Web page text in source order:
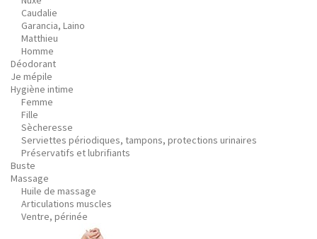
Caudalie
Garancia, Laino
Matthieu
Homme
Déodorant
Je mépile
Hygiène intime
Femme
Fille
Sècheresse
Serviettes périodiques, tampons, protections urinaires
Préservatifs et lubrifiants
Buste
Massage
Huile de massage
Articulations muscles
Ventre, périnée